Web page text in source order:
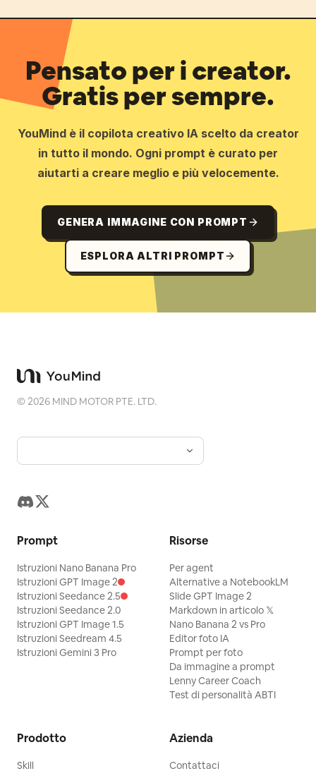
Pensato per i creator.
Gratis per sempre.
YouMind è il copilota creativo IA scelto da creator
in tutto il mondo. Ogni prompt è curato per
aiutarti a creare meglio e più velocemente.
GENERA IMMAGINE CON PROMPT
ESPLORA ALTRI PROMPT
©2026 MIND MOTOR PTE. LTD.
Prompt
Istruzioni Nano Banana Pro
Istruzioni GPT Image 2
Istruzioni Seedance 2.5
Istruzioni Seedance 2.0
Istruzioni GPT Image 1.5
Istruzioni Seedream 4.5
Istruzioni Gemini 3 Pro
Risorse
Per agent
Alternative a NotebookLM
Slide GPT Image 2
Markdown in articolo 𝕏
Nano Banana 2 vs Pro
Editor foto IA
Prompt per foto
Da immagine a prompt
Lenny Career Coach
Test di personalità ABTI
Prodotto
Skill
Azienda
Contattaci